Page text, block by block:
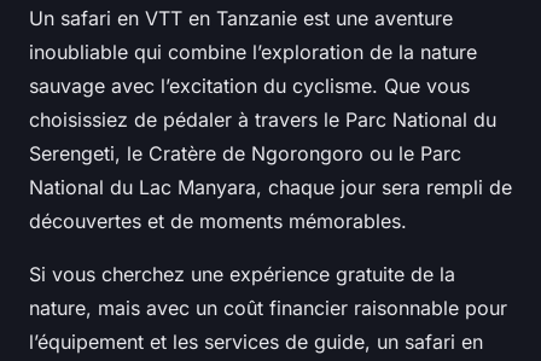
Un safari en VTT en Tanzanie est une aventure
inoubliable qui combine l’exploration de la nature
sauvage avec l’excitation du cyclisme. Que vous
choisissiez de pédaler à travers le Parc National du
Serengeti, le Cratère de Ngorongoro ou le Parc
National du Lac Manyara, chaque jour sera rempli de
découvertes et de moments mémorables.
Si vous cherchez une expérience gratuite de la
nature, mais avec un coût financier raisonnable pour
l’équipement et les services de guide, un safari en